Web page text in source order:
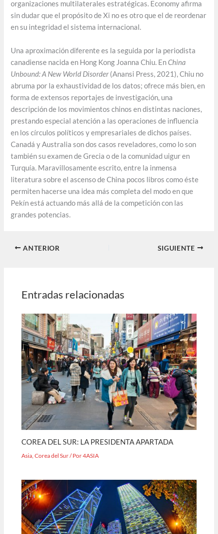
organizaciones multilaterales estratégicas. Economy afirma
sin dudar que el propósito de Xi no es otro que el de reordenar
en su integridad el sistema internacional.
Una aproximación diferente es la seguida por la periodista
canadiense nacida en Hong Kong Joanna Chiu. EnChina
Unbound: A New World Disorder(Anansi Press, 2021), Chiu no
abruma por la exhaustividad de los datos; ofrece más bien, en
forma de extensos reportajes de investigación, una
descripción de los movimientos chinos en distintas naciones,
prestando especial atención a las operaciones de influencia
en los círculos políticos y empresariales de dichos países.
Canadá y Australia son dos casos reveladores, como lo son
también su examen de Grecia o de la comunidad uigur en
Turquía. Maravillosamente escrito, entre la inmensa
literatura sobre el ascenso de China pocos libros como éste
permiten hacerse una idea más completa del modo en que
Pekín está actuando más allá de la competición con las
grandes potencias.
ANTERIOR SIGUIENTE
Entradas relacionadas
COREA DEL SUR: LA PRESIDENTA APARTADA
Asia,Corea del Sur/ Por4ASIA